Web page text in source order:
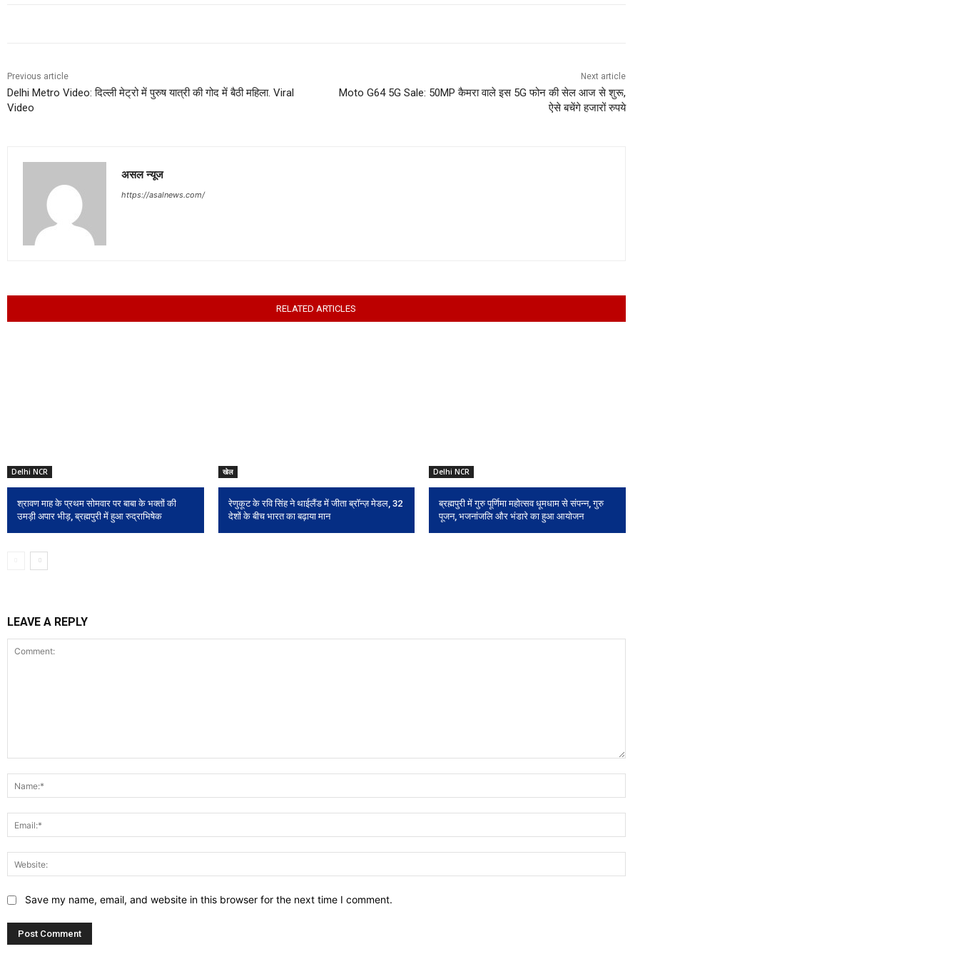
Previous article
Delhi Metro Video: दिल्ली मेट्रो में पुरुष यात्री की गोद में बैठी महिला. Viral
Video
Next article
Moto G64 5G Sale: 50MP कैमरा वाले इस 5G फोन की सेल आज से शुरू,
ऐसे बचेंगे हजारों रुपये
असल न्यूज
https://asalnews.com/
RELATED ARTICLES
Delhi NCR
श्रावण माह के प्रथम सोमवार पर बाबा के भक्तों की
उमड़ी अपार भीड़, ब्रह्मपुरी में हुआ रुद्राभिषेक
खेल
रेणुकूट के रवि सिंह ने थाईलैंड में जीता ब्रॉन्ज़ मेडल, 32
देशों के बीच भारत का बढ़ाया मान
Delhi NCR
ब्रह्मपुरी में गुरु पूर्णिमा महोत्सव धूमधाम से संपन्न, गुरु
पूजन, भजनांजलि और भंडारे का हुआ आयोजन
LEAVE A REPLY
Save my name, email, and website in this browser for the next time I comment.